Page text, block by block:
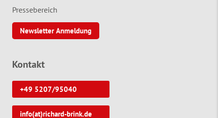
Pressebereich
Newsletter Anmeldung
Kontakt
+49 5207/95040
info(at)richard-brink.de